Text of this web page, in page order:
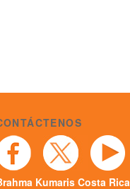
Kumaris Costa Rica